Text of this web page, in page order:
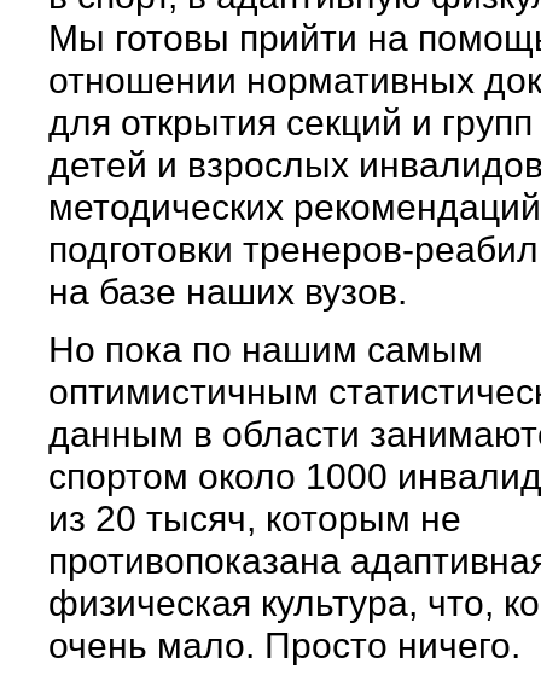
Мы готовы прийти на
отношении нормативных
для открытия секций и
детей и взрослых
методических
подготовки тренеров-
на базе наших вузов.
Но пока по нашим самым
оптимистичным
данным в области
спортом около 1000
из 20 тысяч, которым не
противопоказана
физическая культура, что,
очень мало. Просто ничего.